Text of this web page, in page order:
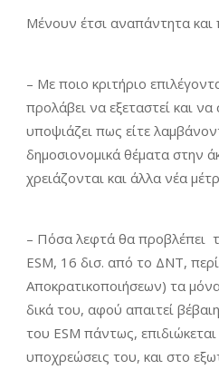
Μένουν έτσι αναπάντητα
– Με ποιο κριτήριο
προλάβει να εξεταστεί και
υποψιάζει πως είτε
δημοσιονομικά θέματα στην
χρειάζονται και άλλα νέα
– Πόσα λεφτά θα προβλέπει
ESM, 16 δισ. από το ΔΝΤ,
Αποκρατικοποιήσεων) τα
δικά του, αφού απαιτεί
του ESM πάντως,
υποχρεώσεις του, και στο